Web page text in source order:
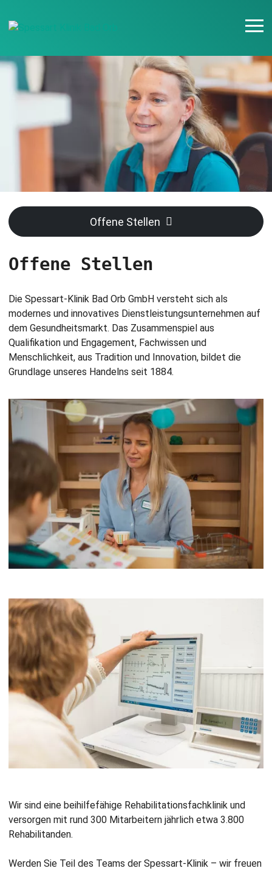
Offene Stellen
Offene Stellen
Die Spessart-Klinik Bad Orb GmbH versteht sich als
modernes und innovatives Dienstleistungsunternehmen auf
dem Gesundheitsmarkt. Das Zusammenspiel aus
Qualifikation und Engagement, Fachwissen und
Menschlichkeit, aus Tradition und Innovation, bildet die
Grundlage unseres Handelns seit 1884.
Wir sind eine beihilfefähige Rehabilitationsfachklinik und
versorgen mit rund 300 Mitarbeitern jährlich etwa 3.800
Rehabilitanden.
Werden Sie Teil des Teams der Spessart-Klinik – wir freuen